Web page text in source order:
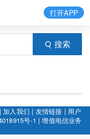
搜索
打开APP
| 加入我们 | 友情链接 | 用户
号-1 |增值电信业务